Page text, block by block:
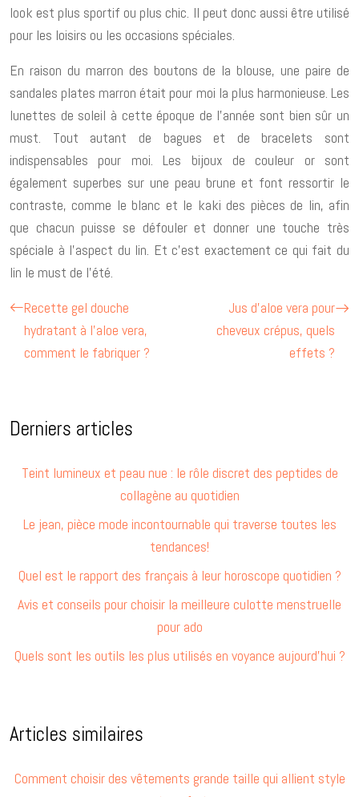
look est plus sportif ou plus chic. Il peut donc aussi être utilisé
pour les loisirs ou les occasions spéciales.
En raison du marron des boutons de la blouse, une paire de
sandales plates marron était pour moi la plus harmonieuse. Les
lunettes de soleil à cette époque de l’année sont bien sûr un
must. Tout autant de bagues et de bracelets sont
indispensables pour moi. Les bijoux de couleur or sont
également superbes sur une peau brune et font ressortir le
contraste, comme le blanc et le kaki des pièces de lin, afin
que chacun puisse se défouler et donner une touche très
spéciale à l’aspect du lin. Et c’est exactement ce qui fait du
lin le must de l’été.
Recette gel douche
hydratant à l’aloe vera,
comment le fabriquer ?
Jus d’aloe vera pour
cheveux crépus, quels
effets ?
Derniers articles
Teint lumineux et peau nue : le rôle discret des peptides de
collagène au quotidien
Le jean, pièce mode incontournable qui traverse toutes les
tendances!
Quel est le rapport des français à leur horoscope quotidien ?
Avis et conseils pour choisir la meilleure culotte menstruelle
pour ado
Quels sont les outils les plus utilisés en voyance aujourd’hui ?
Articles similaires
Comment choisir des vêtements grande taille qui allient style